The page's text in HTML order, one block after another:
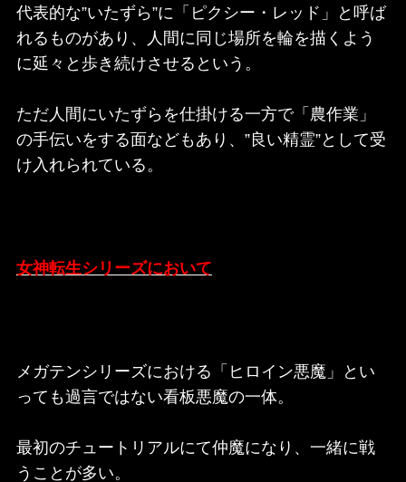
代表的な”いたずら”に「ピクシー・レッド」と呼ば
れるものがあり、人間に同じ場所を輪を描くよう
に延々と歩き続けさせるという。
ただ人間にいたずらを仕掛ける一方で「農作業」
の手伝いをする面などもあり、”良い精霊”として受
け入れられている。
女神転生シリーズにおいて
メガテンシリーズにおける「ヒロイン悪魔」とい
っても過言ではない看板悪魔の一体。
最初のチュートリアルにて仲魔になり、一緒に戦
うことが多い。